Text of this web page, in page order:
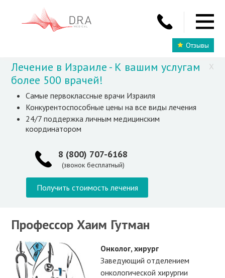
Отзывы
X
Лечение в Израиле - К вашим услугам
более 500 врачей!
Самые первоклассные врачи Израиля
Конкурентоспособные цены на все виды лечения
24/7 поддержка личным медицинским
координатором
8 (800) 707-6168
(звонок бесплатный)
Получить стоимость лечения
Профессор Хаим Гутман
Онколог, хирург
Заведующий отделением
онкологической хирургии